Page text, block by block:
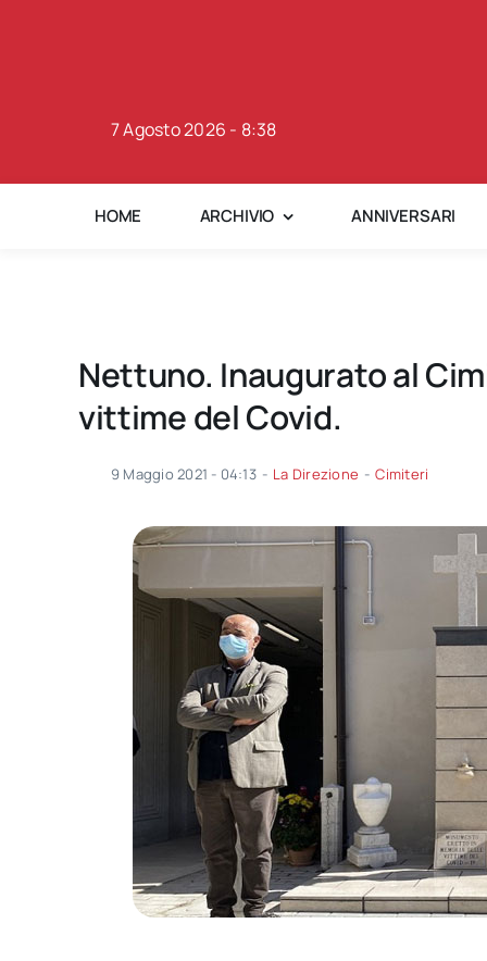
7 Agosto 2026 - 8:38
HOME ARCHIVIO ANNIVERSARI
Nettuno. Inaugurato al
vittime del Covid.
9 Maggio 2021 - 04:13 - La Direzione - Cimiteri